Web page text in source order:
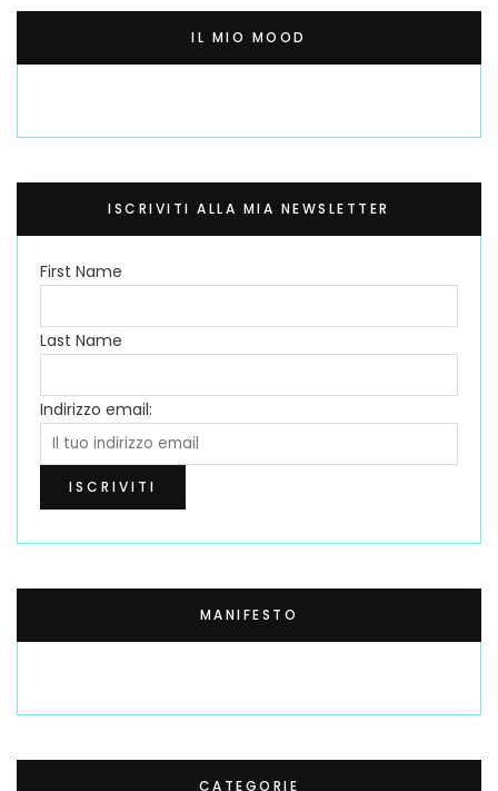
IL MIO MOOD
ISCRIVITI ALLA MIA NEWSLETTER
First Name
Last Name
Indirizzo email:
MANIFESTO
CATEGORIE